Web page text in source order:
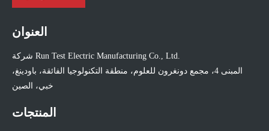
العنوان
شركة Run Test Electric Manufacturing Co., Ltd.
المبنى 4، مجمع دونغرون للعلوم، منطقة التكنولوجيا الفائقة، باودينغ،
خبي، الصين
المنتجات